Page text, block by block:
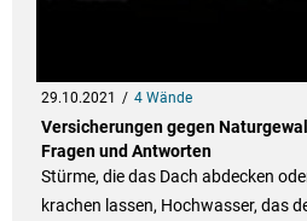
29.10.2021 4 Wände
Versicherungen gegen
Fragen und Antworten
Stürme, die das Dach abdecken
krachen lassen, Hochwasser, das